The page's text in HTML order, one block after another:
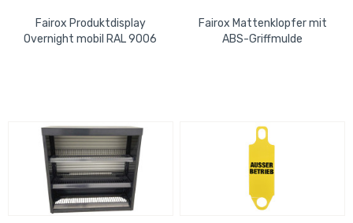
Fairox Produktdisplay
Overnight mobil RAL 9006
Fairox Mattenklopfer mit
ABS-Griffmulde